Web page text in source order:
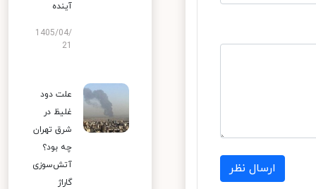
ارسال نظر
آینده
1405/04/
علت دود
غلیظ در
شرق تهران
چه بود؟
آتش‌سوزی
گاراژ